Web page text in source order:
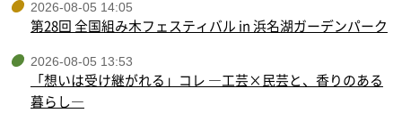
2026-08-05 14:05
第28回 全国組み木フェスティバル in 浜名湖ガーデンパーク
2026-08-05 13:53
「想いは受け継がれる」コレ ―工芸×民芸と、香りのある
暮らし―